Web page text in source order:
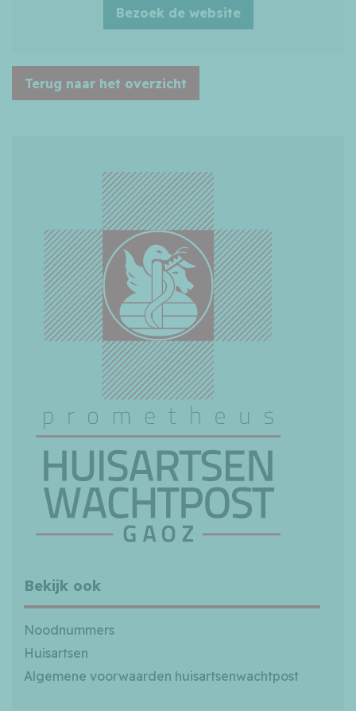
Bezoek de website
Terug naar het overzicht
Bekijk ook
Noodnummers
Huisartsen
Algemene voorwaarden huisartsenwachtpost